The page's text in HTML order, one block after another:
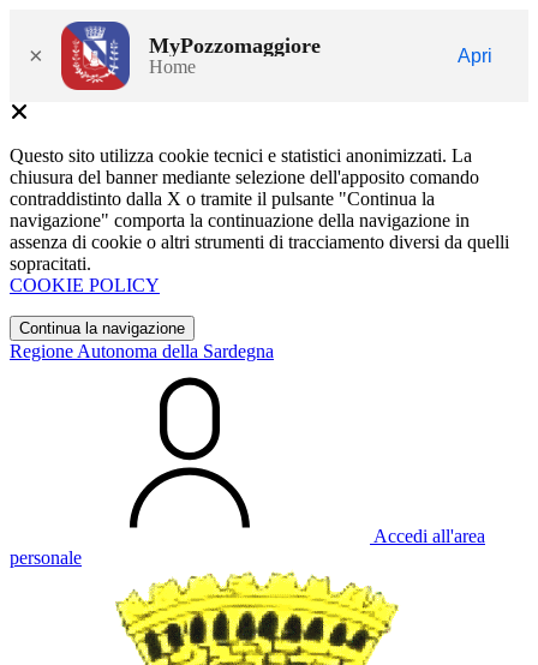
× MyPozzomaggiore
Home
Apri
Questo sito utilizza cookie tecnici e statistici anonimizzati. La
chiusura del banner mediante selezione dell'apposito comando
contraddistinto dalla X o tramite il pulsante "Continua la
navigazione" comporta la continuazione della navigazione in
assenza di cookie o altri strumenti di tracciamento diversi da quelli
sopracitati.
COOKIE POLICY
Continua la navigazione
Regione Autonoma della Sardegna
Accedi all'area
personale